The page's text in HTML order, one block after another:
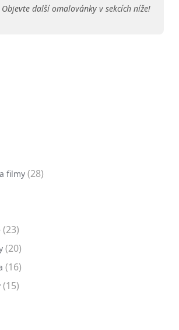
další omalovánky v sekcích níže!
filmy (28)
(23)
(20)
(16)
(15)